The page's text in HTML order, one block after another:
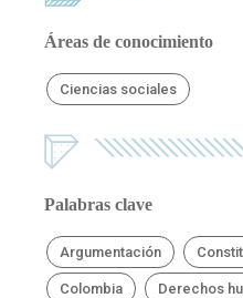
Áreas de conocimiento
Ciencias sociales
Palabras clave
Argumentación
Colombia Derechos